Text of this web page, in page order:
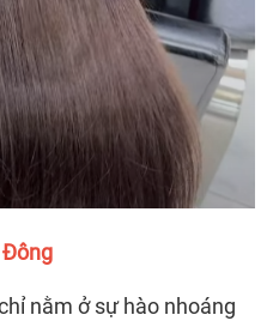
*
Đông
nằm ở sự hào nhoáng